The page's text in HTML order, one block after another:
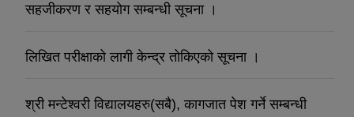
सहजीकरण र सहयोग सम्बन्धी सूचना ।
लिखित परीक्षाको लागी केन्द्र तोकिएको सूचना ।
श्री मन्टेश्वरी विद्यालयहरु(सबै), कागजात पेश गर्ने सम्बन्धी